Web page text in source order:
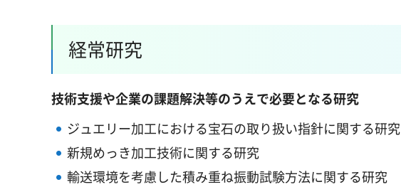
経常研究
技術支援や企業の課題解決等のうえで必要となる研究
ジュエリー加工における宝石の取り扱い指針に関する研究
新規めっき加工技術に関する研究
輸送環境を考慮した積み重ね振動試験方法に関する研究